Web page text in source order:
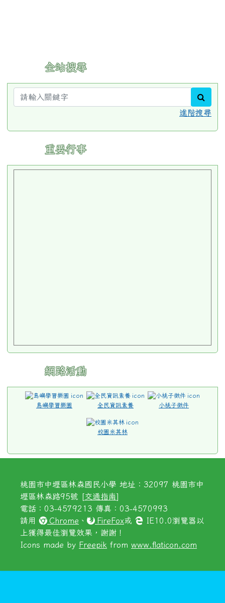
全站搜尋
進階搜尋
重要行事
網路活動
島嶼學習樂園 全民資訊素養 小桃子徵件
校園米其林
桃園市中壢區林森國民小學 地址：32097 桃園市中
壢區林森路95號 [交通指南]
電話：03-4579213 傳真：03-4570993
請用
Chrome 、 FireFox或
IE10.0瀏覽器以
上獲得最佳瀏覽效果，謝謝！
Icons made by Freepik from www.flaticon.com